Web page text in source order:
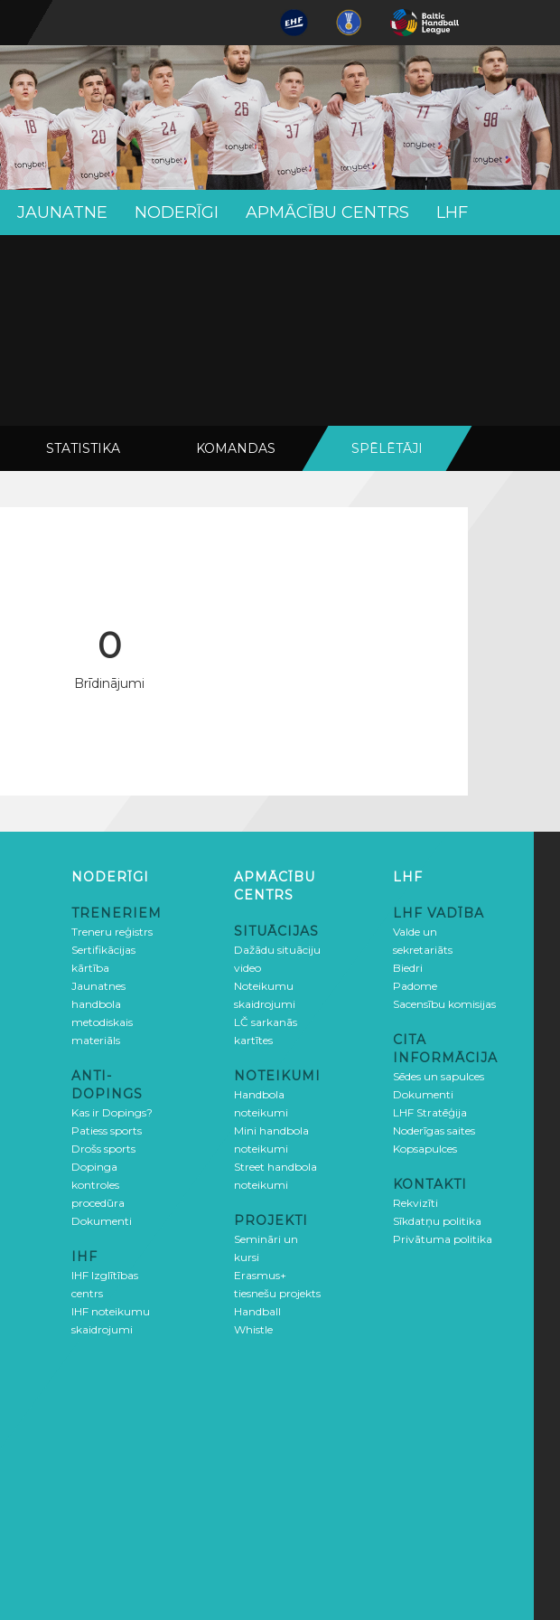
JAUNATNE NODERĪGI APMĀCĪBU CENTRS LHF
STATISTIKA KOMANDAS SPĒLĒTĀJI
0
Brīdinājumi
NODERĪGI
TRENERIEM
Treneru reģistrs
Sertifikācijas
kārtība
Jaunatnes
handbola
metodiskais
materiāls
ANTI-
DOPINGS
Kas ir Dopings?
Patiess sports
Drošs sports
Dopinga
kontroles
procedūra
Dokumenti
IHF
IHF Izglītības
centrs
IHF noteikumu
skaidrojumi
APMĀCĪBU
CENTRS
SITUĀCIJAS
Dažādu situāciju
video
Noteikumu
skaidrojumi
LČ sarkanās
kartītes
NOTEIKUMI
Handbola
noteikumi
Mini handbola
noteikumi
Street handbola
noteikumi
PROJEKTI
Semināri un
kursi
Erasmus+
tiesnešu projekts
Handball
Whistle
LHF
LHF VADĪBA
Valde un
sekretariāts
Biedri
Padome
Sacensību komisijas
CITA
INFORMĀCIJA
Sēdes un sapulces
Dokumenti
LHF Stratēģija
Noderīgas saites
Kopsapulces
KONTAKTI
Rekvizīti
Sīkdatņu politika
Privātuma politika